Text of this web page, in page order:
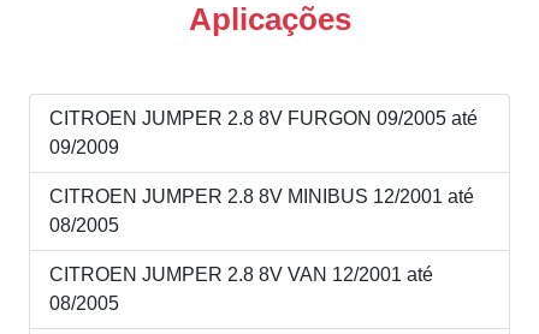
Aplicações
CITROEN JUMPER 2.8 8V FURGON 09/2005 até
09/2009
CITROEN JUMPER 2.8 8V MINIBUS 12/2001 até
08/2005
CITROEN JUMPER 2.8 8V VAN 12/2001 até
08/2005